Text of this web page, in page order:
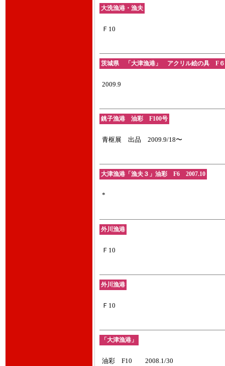
大洗漁港・漁夫
Ｆ10
茨城県 「大津漁港」 アクリル絵の具 F６
2009.9
銚子漁港 油彩 F100号
青枢展 出品 2009.9/18〜
大津漁港「漁夫３」油彩 F6 2007.10
*
外川漁港
Ｆ10
外川漁港
Ｆ10
「大津漁港」
油彩 F10 2008.1/30